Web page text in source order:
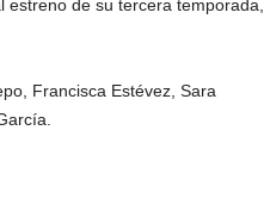
estreno de su tercera temporada,
Francisca Estévez, Sara